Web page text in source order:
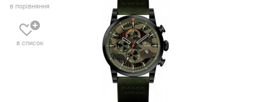
в порівняння
в список